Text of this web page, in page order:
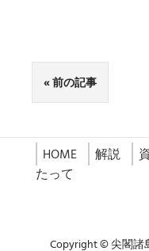
前の記事
HOME 解説
たって
Copyright © 尖閣諸